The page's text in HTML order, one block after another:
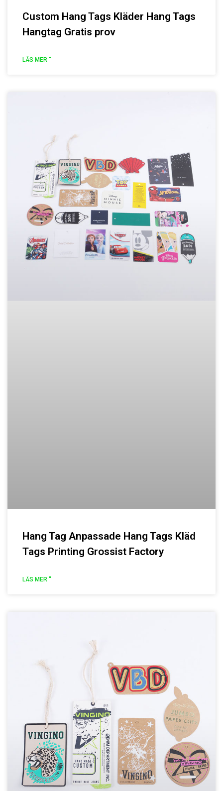
Custom Hang Tags Kläder Hang Tags
Hangtag Gratis prov
LÄS MER "
Hang Tag Anpassade Hang Tags Kläd
Tags Printing Grossist Factory
LÄS MER "